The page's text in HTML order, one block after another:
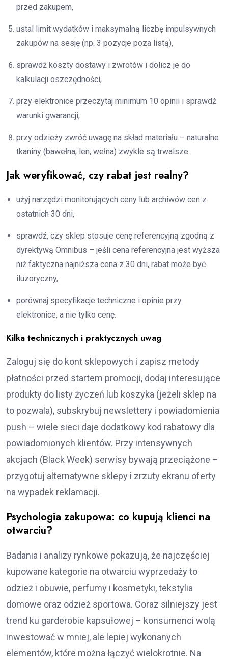
przed zakupem,
ustal limit wydatków i maksymalną liczbę impulsywnych
zakupów na sesję (np. 3 pozycje poza listą),
sprawdź koszty dostawy i zwrotów i dolicz je do
kalkulacji oszczędności,
przy elektronice przeczytaj minimum 10 opinii i sprawdź
warunki gwarancji,
przy odzieży zwróć uwagę na skład materiału – naturalne
tkaniny (bawełna, len, wełna) zwykle są trwalsze.
Jak weryfikować, czy rabat jest realny?
użyj narzędzi monitorujących ceny lub archiwów cen z
ostatnich 30 dni,
sprawdź, czy sklep stosuje cenę referencyjną zgodną z
dyrektywą Omnibus – jeśli cena referencyjna jest wyższa
niż faktyczna najniższa cena z 30 dni, rabat może być
iluzoryczny,
porównaj specyfikacje techniczne i opinie przy
elektronice, a nie tylko cenę.
Kilka technicznych i praktycznych uwag
Zaloguj się do kont sklepowych i zapisz metody
płatności przed startem promocji, dodaj interesujące
produkty do listy życzeń lub koszyka (jeżeli sklep na
to pozwala), subskrybuj newslettery i powiadomienia
push – wiele sieci daje dodatkowy kod rabatowy dla
powiadomionych klientów. Przy intensywnych
akcjach (Black Week) serwisy bywają przeciążone –
przygotuj alternatywne sklepy i zrzuty ekranu oferty
na wypadek reklamacji.
Psychologia zakupowa: co kupują klienci na
otwarciu?
Badania i analizy rynkowe pokazują, że najczęściej
kupowane kategorie na otwarciu wyprzedaży to
odzież i obuwie, perfumy i kosmetyki, tekstylia
domowe oraz odzież sportowa. Coraz silniejszy jest
trend ku garderobie kapsułowej – konsumenci wolą
inwestować w mniej, ale lepiej wykonanych
elementów, które można łączyć wielokrotnie. Na